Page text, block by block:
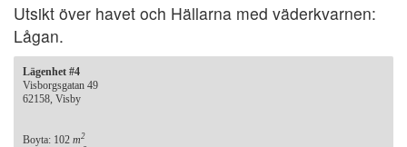
Utsikt över havet och Hällarna med väderkvarnen:
Lågan.
Lägenhet #4
Visborgsgatan 49
62158, Visby
Boyta: 102 m 2